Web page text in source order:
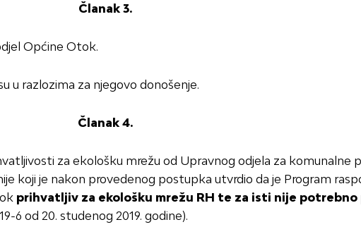
Članak 3.
Općine Otok.
u razlozima za njegovo donošenje.
Članak 4.
za ekološku mrežu od Upravnog odjela za komunalne
koji je nakon provedenog postupka utvrdio da je Program
prihvatljiv za ekološku mrežu RH te za isti nije
6 od 20. studenog 2019. godine).